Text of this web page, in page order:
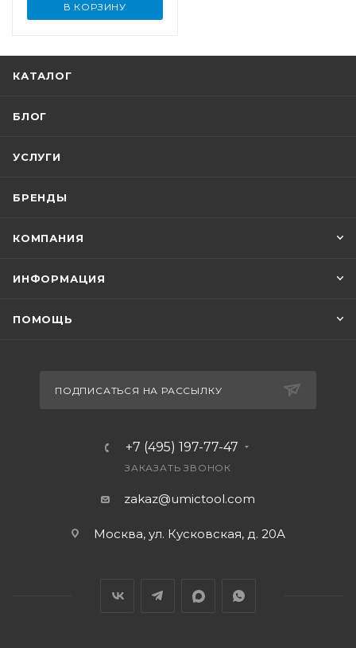
В КОРЗИНУ
КАТАЛОГ
БЛОГ
УСЛУГИ
БРЕНДЫ
КОМПАНИЯ
ИНФОРМАЦИЯ
ПОМОЩЬ
ПОДПИСАТЬСЯ НА РАССЫЛКУ
+7 (495) 197-77-47
ЗАКАЗАТЬ ЗВОНОК
zakaz@umictool.com
Москва, ул. Кусковская, д. 20А